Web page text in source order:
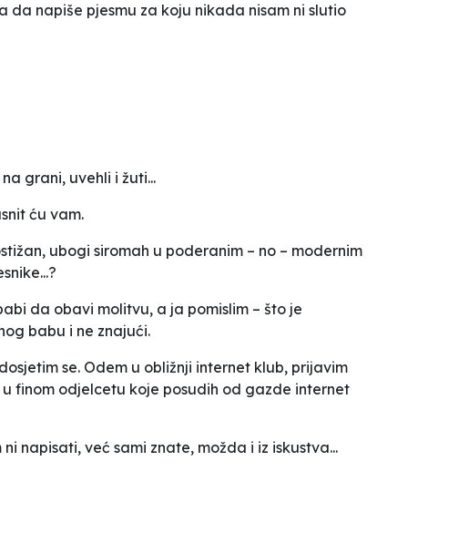
da napiše pjesmu za koju nikada nisam ni slutio
grani, uvehli i žuti...
ću vam.
ubogi siromah u poderanim – no – modernim
da obavi molitvu, a ja pomislim – što je
babu i ne znajući.
se. Odem u obližnji internet klub, prijavim
finom odjelcetu koje posudih od gazde internet
napisati, već sami znate, možda i iz iskustva...